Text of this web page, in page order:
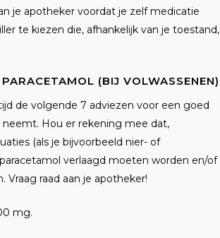
je apotheker voordat je zelf medicatie
te kiezen die, afhankelijk van je toestand,
(BIJ VOLWASSENEN)
de volgende 7 adviezen voor een goed
Hou er rekening mee dat,
(als je bijvoorbeeld nier- of
verlaagd moeten worden en/of
raad aan je apotheker!
mg.